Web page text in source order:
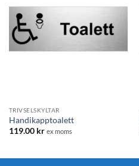
TRIVSELSKYLTAR
Handikapptoalett
119.00 kr ex moms